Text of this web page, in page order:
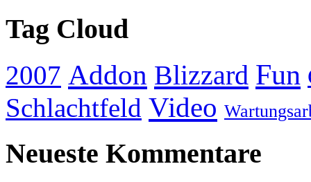
Tag Cloud
2007 Addon Blizzard Fun
Schlachtfeld Video
Neueste Kommentare